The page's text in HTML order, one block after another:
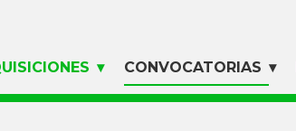
CONVOCATORIAS